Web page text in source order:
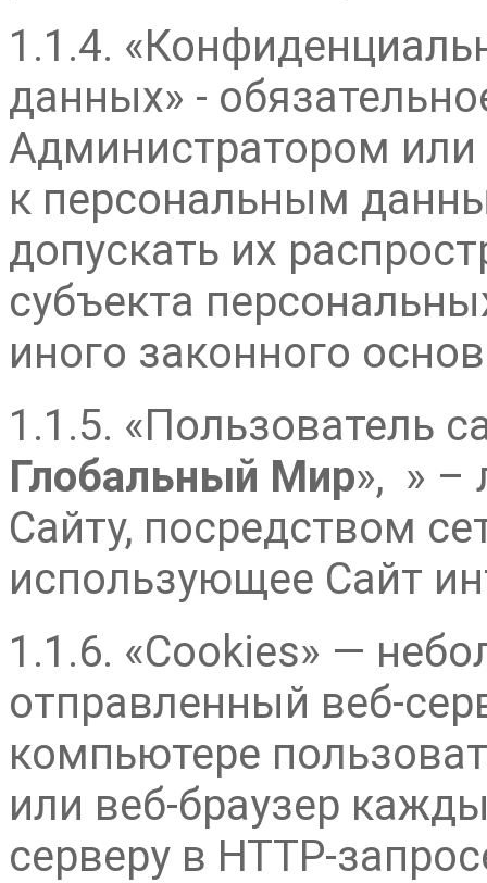
1.1.4.
данных» -
Администратором
к персональным
допускать их
субъекта
иного законного
1.1.5. «Пользователь
Глобальный Мир», » –
Сайту, посредством
использующее Сайт
1.1.6. «Cookies» —
отправленный веб-
компьютере
или веб-браузер
серверу в HTTP-